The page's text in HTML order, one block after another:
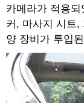
카메라가 적용
커, 마사지 시트,
양 장비가 투입